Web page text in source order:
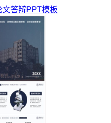
文答辩PPT模板